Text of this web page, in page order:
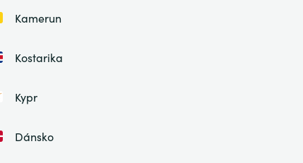
Kamerun
Kostarika
Kypr
Dánsko